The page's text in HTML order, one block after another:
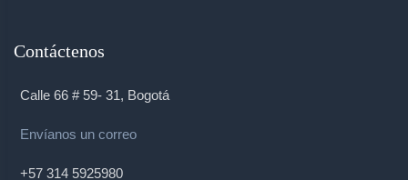
Contáctenos
Calle 66 # 59- 31, Bogotá
Envíanos un correo
+57 314 5925980